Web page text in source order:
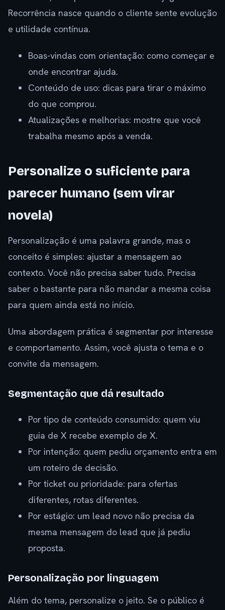
Recorrência nasce quando o cliente sente evolução
e utilidade contínua.
Boas-vindas com orientação: como começar e
onde encontrar ajuda.
Conteúdo de uso: dicas para tirar o máximo
do que comprou.
Atualizações e melhorias: mostre que você
trabalha mesmo após a venda.
Personalize o suficiente para
parecer humano (sem virar
novela)
Personalização é uma palavra grande, mas o
conceito é simples: ajustar a mensagem ao
contexto. Você não precisa saber tudo. Precisa
saber o bastante para não mandar a mesma coisa
para quem ainda está no início.
Uma abordagem prática é segmentar por interesse
e comportamento. Assim, você ajusta o tema e o
convite da mensagem.
Segmentação que dá resultado
Por tipo de conteúdo consumido: quem viu
guia de X recebe exemplo de X.
Por intenção: quem pediu orçamento entra em
um roteiro de decisão.
Por ticket ou prioridade: para ofertas
diferentes, rotas diferentes.
Por estágio: um lead novo não precisa da
mesma mensagem do lead que já pediu
proposta.
Personalização por linguagem
Além do tema, personalize o jeito. Se o público é